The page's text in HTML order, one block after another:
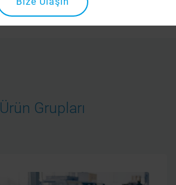
Ürün Grupları